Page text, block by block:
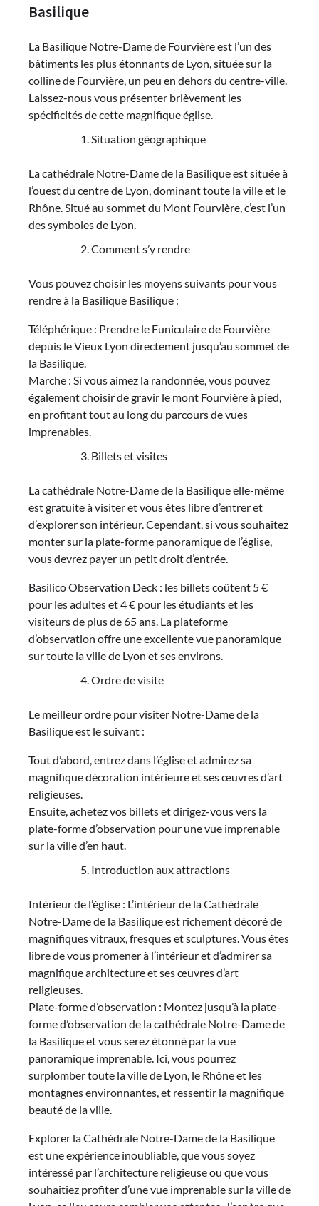
Basilique
La Basilique Notre-Dame de Fourvière est l’un des
bâtiments les plus étonnants de Lyon, située sur la
colline de Fourvière, un peu en dehors du centre-ville.
Laissez-nous vous présenter brièvement les
spécificités de cette magnifique église.
Situation géographique
La cathédrale Notre-Dame de la Basilique est située à
l’ouest du centre de Lyon, dominant toute la ville et le
Rhône. Situé au sommet du Mont Fourvière, c’est l’un
des symboles de Lyon.
Comment s’y rendre
Vous pouvez choisir les moyens suivants pour vous
rendre à la Basilique Basilique :
Téléphérique : Prendre le Funiculaire de Fourvière
depuis le Vieux Lyon directement jusqu’au sommet de
la Basilique.
Marche : Si vous aimez la randonnée, vous pouvez
également choisir de gravir le mont Fourvière à pied,
en profitant tout au long du parcours de vues
imprenables.
Billets et visites
La cathédrale Notre-Dame de la Basilique elle-même
est gratuite à visiter et vous êtes libre d’entrer et
d’explorer son intérieur. Cependant, si vous souhaitez
monter sur la plate-forme panoramique de l’église,
vous devrez payer un petit droit d’entrée.
Basilico Observation Deck : les billets coûtent 5 €
pour les adultes et 4 € pour les étudiants et les
visiteurs de plus de 65 ans. La plateforme
d’observation offre une excellente vue panoramique
sur toute la ville de Lyon et ses environs.
Ordre de visite
Le meilleur ordre pour visiter Notre-Dame de la
Basilique est le suivant :
Tout d’abord, entrez dans l’église et admirez sa
magnifique décoration intérieure et ses œuvres d’art
religieuses.
Ensuite, achetez vos billets et dirigez-vous vers la
plate-forme d’observation pour une vue imprenable
sur la ville d’en haut.
Introduction aux attractions
Intérieur de l’église : L’intérieur de la Cathédrale
Notre-Dame de la Basilique est richement décoré de
magnifiques vitraux, fresques et sculptures. Vous êtes
libre de vous promener à l’intérieur et d’admirer sa
magnifique architecture et ses œuvres d’art
religieuses.
Plate-forme d’observation : Montez jusqu’à la plate-
forme d’observation de la cathédrale Notre-Dame de
la Basilique et vous serez étonné par la vue
panoramique imprenable. Ici, vous pourrez
surplomber toute la ville de Lyon, le Rhône et les
montagnes environnantes, et ressentir la magnifique
beauté de la ville.
Explorer la Cathédrale Notre-Dame de la Basilique
est une expérience inoubliable, que vous soyez
intéressé par l’architecture religieuse ou que vous
souhaitiez profiter d’une vue imprenable sur la ville de